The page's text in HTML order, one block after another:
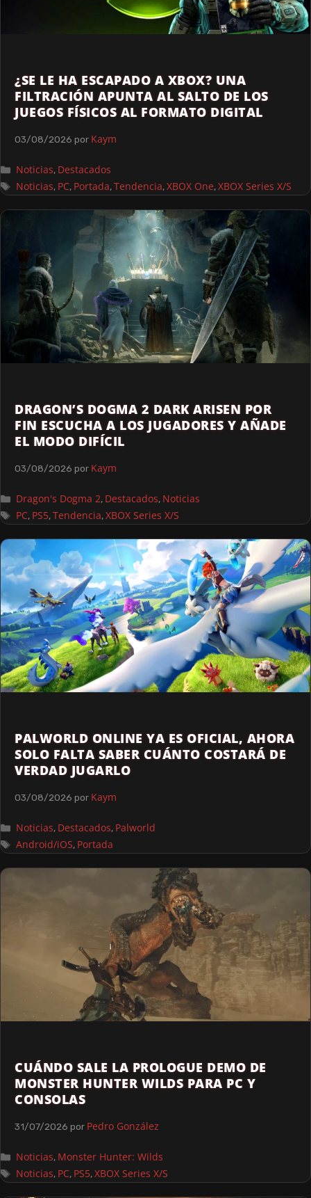
¿SE LE HA ESCAPADO A XBOX? UNA
FILTRACIÓN APUNTA AL SALTO DE LOS
JUEGOS FÍSICOS AL FORMATO DIGITAL
03/08/2026 por Kaym
Noticias, Destacados
Noticias, PC, Portada,Tendencia,XBOX One,XBOX Series X/S
DRAGON’S DOGMA 2 DARK ARISEN POR
FIN ESCUCHA A LOS JUGADORES Y AÑADE
EL MODO DIFÍCIL
03/08/2026 por Kaym
Dragon's Dogma 2, Destacados, Noticias
PC, PS5,Tendencia,XBOX Series X/S
PALWORLD ONLINE YA ES OFICIAL, AHORA
SOLO FALTA SABER CUÁNTO COSTARÁ DE
VERDAD JUGARLO
03/08/2026 por Kaym
Noticias, Destacados, Palworld
Android/iOS, Portada
CUÁNDO SALE LA PROLOGUE DEMO DE
MONSTER HUNTER WILDS PARA PC Y
CONSOLAS
31/07/2026 por Pedro González
Noticias, Monster Hunter: Wilds
Noticias, PC, PS5,XBOX Series X/S